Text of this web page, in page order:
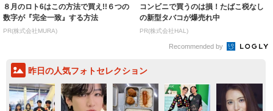
８月のロト6はこの方法で買え!!６つの
数字が『完全一致』する方法
PR(株式会社MURA)
コンビニで買うのは損！たばこ税なし
の新型タバコが爆売れ中
PR(株式会社HAL)
Recommended by
昨日の人気フォトセレクション